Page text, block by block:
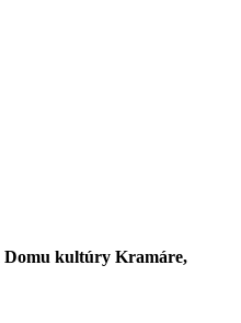
Domu kultúry Kramáre,